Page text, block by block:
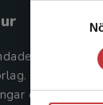
1963 och
Med
och digitala